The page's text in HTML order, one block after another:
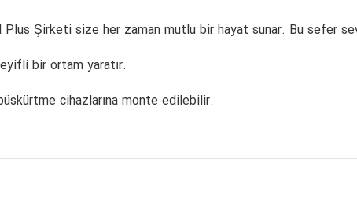
Şirketi size her zaman mutlu bir hayat sunar. Bu sefer
bir ortam yaratır.
cihazlarına monte edilebilir.